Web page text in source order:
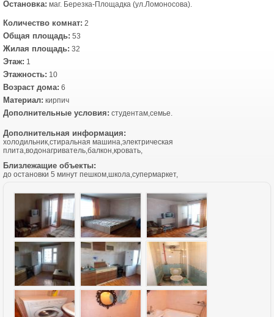
Остановка: маг. Березка-Площадка (ул.Ломоносова).
Количество комнат: 2
Общая площадь: 53
Жилая площадь: 32
Этаж: 1
Этажность: 10
Возраст дома: 6
Материал: кирпич
Дополнительные условия: студентам,семье.
Дополнительная информация:
холодильник,стиральная машина,электрическая
плита,водонагриватель,балкон,кровать,
Близлежащие объекты:
до остановки 5 минут пешком,школа,супермаркет,